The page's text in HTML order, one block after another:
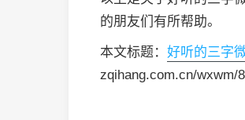
的朋友们有所帮助。
本文标题： 好听的三字
zqihang.com.cn/wxwm/